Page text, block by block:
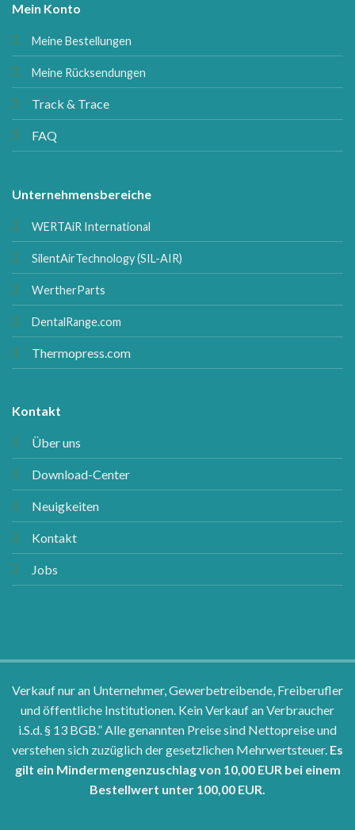
Mein Konto
Meine Bestellungen
Meine Rücksendungen
Track & Trace
FAQ
Unternehmensbereiche
WERTAiR International
SilentAirTechnology (SIL-AIR)
WertherParts
DentalRange.com
Thermopress.com
Kontakt
Über uns
Download-Center
Neuigkeiten
Kontakt
Jobs
Verkauf nur an Unternehmer, Gewerbetreibende, Freiberufler
und öffentliche Institutionen. Kein Verkauf an Verbraucher
i.S.d. § 13 BGB.” Alle genannten Preise sind Nettopreise und
verstehen sich zuzüglich der gesetzlichen Mehrwertsteuer. Es
gilt ein Mindermengenzuschlag von 10,00 EUR bei einem
Bestellwert unter 100,00 EUR.